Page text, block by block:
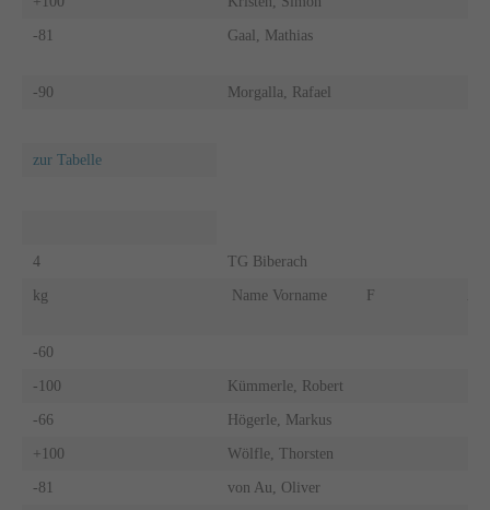
-81 Gaal, Mathias
-90 Morgalla, Rafael
zur Tabelle
4 TG Biberach
kg Name Vorname F
-60
-100 Kümmerle, Robert
-66 Högerle, Markus
+100 Wölfle, Thorsten
-81 von Au, Oliver